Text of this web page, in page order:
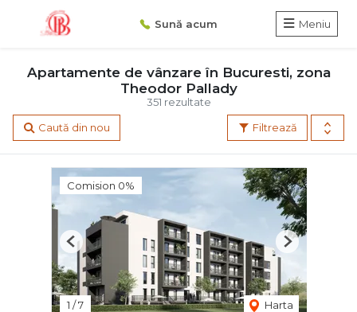
Sună acum Meniu
351 rezultate
Apartamente de vânzare în Bucuresti, zona
Theodor Pallady
Filtrează
Caută din nou
Comision 0%
1 /7 Harta
Previous Next